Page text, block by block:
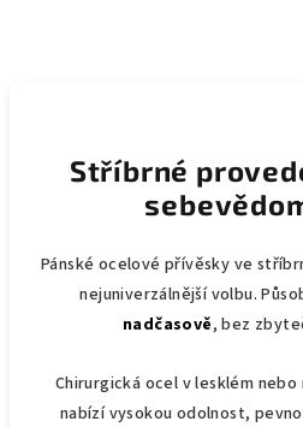
Stříbrné
Pánské ocelové přívěsky ve
nejuniverzálnější volbu.
nadčasově, bez
Chirurgická ocel v lesklém
nabízí vysokou odolnost,